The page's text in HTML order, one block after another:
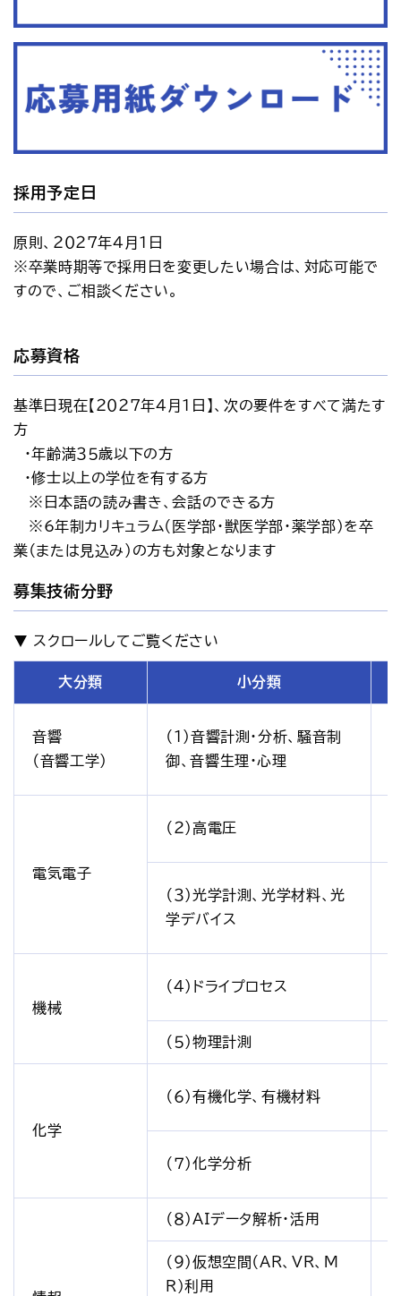
採用予定日
原則、２０２7年４月１日
※卒業時期等で採用日を変更したい場合は、対応可能で
すので、ご相談ください。
応募資格
基準日現在【２０２7年４月１日】、次の要件をすべて満たす
方
・年齢満３５歳以下の方
・修士以上の学位を有する方
※日本語の読み書き、会話のできる方
※6年制カリキュラム（医学部・獣医学部・薬学部）を卒
業（または見込み）の方も対象となります
募集技術分野
大分類 小分類
音響
（音響工学）
（１）音響計測・分析、騒音制
御、音響生理・心理
電気電子
（２）高電圧
（３）光学計測、光学材料、光
学デバイス
機械
（４）ドライプロセス
（５）物理計測
化学
（６）有機化学、有機材料
（７）化学分析
（８）AIデータ解析・活用
（９）仮想空間（AR、VR、M
R）利用